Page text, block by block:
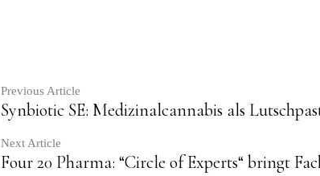
Continue
Reading
Previous Article
Synbiotic SE: Medizinalcannabis als
Next Article
Four 20 Pharma: “Circle of Experts“ bringt